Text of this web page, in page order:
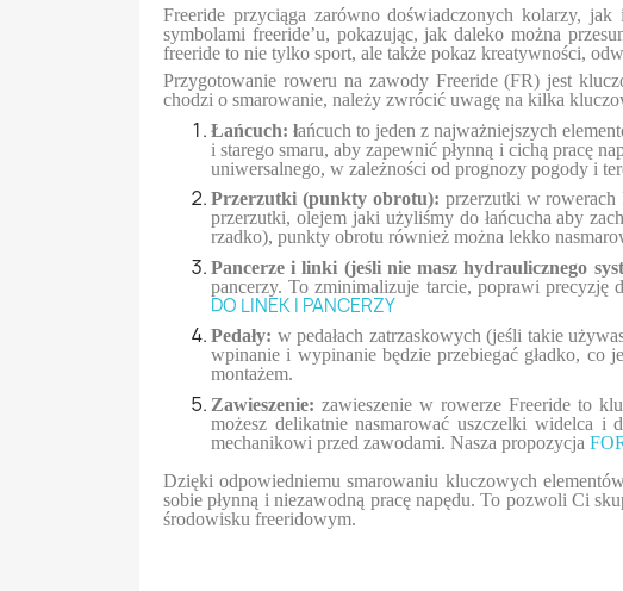
Freeride przyciąga zarówno doświadczonych kolarzy,
symbolami freeride’u, pokazując, jak daleko można
freeride to nie tylko sport, ale także pokaz kreatywności,
Przygotowanie roweru na zawody Freeride (FR) jest
chodzi o smarowanie, należy zwrócić uwagę na kilka
Łańcuch: łańcuch to jeden z najważniejszych
i starego smaru, aby zapewnić płynną i cichą pracę
uniwersalnego, w zależności od prognozy pogody i
Przerzutki (punkty obrotu): przerzutki w rowerach
przerzutki, olejem jaki użyliśmy do łańcucha aby
rzadko), punkty obrotu również można lekko
Pancerze i linki (jeśli nie masz hydraulicznego
pancerzy. To zminimalizuje tarcie, poprawi precyzję
DO LINEK I PANCERZY
Pedały: wpedałach zatrzaskowych (jeśli takie
wpinanie i wypinanie będzie przebiegać gładko, co
montażem.
Zawieszenie: zawieszenie w rowerze Freeride to
możesz delikatnie nasmarować uszczelki widelca i
mechanikowi przed zawodami. Nasza propozycja
Dzięki odpowiedniemu smarowaniu kluczowych
sobie płynną i niezawodną pracę napędu. To pozwoli Ci
środowisku freeridowym.